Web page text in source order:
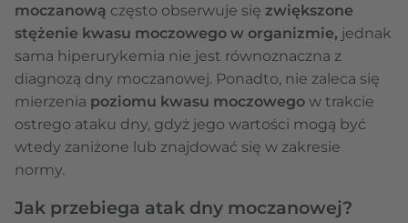
moczanową często obserwuje się zwiększone
stężenie kwasu moczowego w organizmie, jednak
sama hiperurykemia nie jest równoznaczna z
diagnozą dny moczanowej. Ponadto, nie zaleca się
mierzenia poziomu kwasu moczowego w trakcie
ostrego ataku dny, gdyż jego wartości mogą być
wtedy zaniżone lub znajdować się w zakresie
normy.
Jak przebiega atak dny moczanowej?